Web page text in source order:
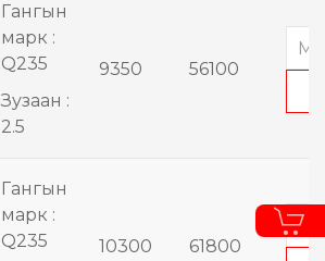
Гангын
марк :
Q235
Зузаан :
2.5
9350 56100
Гангын
марк :
Q235
10300 61800